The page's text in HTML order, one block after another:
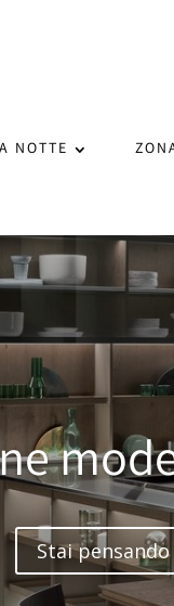
NOTTE
Stai